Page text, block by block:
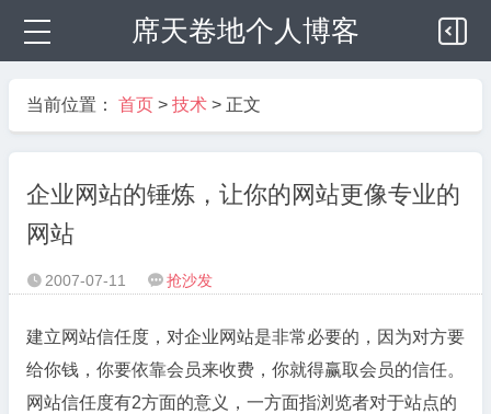
席天卷地个人博客
当前位置： 首页 > 技术 > 正文
企业网站的锤炼，让你的网站更像专业的
网站
 2007-07-11  抢沙发
建立网站信任度，对企业网站是非常必要的，因为对方要
给你钱，你要依靠会员来收费，你就得赢取会员的信任。
网站信任度有2方面的意义，一方面指浏览者对于站点的